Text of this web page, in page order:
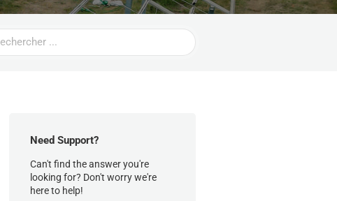
Need Support?
Can't find the answer you're
looking for? Don't worry we're
here to help!